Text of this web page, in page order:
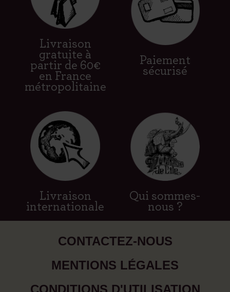
Livraison
gratuite à
partir de 60€
en France
métropolitaine
Paiement
sécurisé
Livraison
internationale
Qui sommes-
nous ?
CONTACTEZ-NOUS
MENTIONS LÉGALES